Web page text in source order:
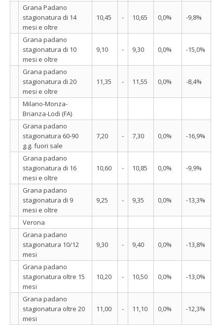
Grana Padano
stagionatura di 14
mesi e oltre
10,45 - 10,65 0,0% -9,8%
Grana padano
stagionatura di 10
mesi e oltre
9,10 - 9,30 0,0% -15,0%
Grana padano
stagionatura di 20
mesi e oltre
11,35 - 11,55 0,0% -8,4%
Milano-Monza-
Brianza-Lodi (FA)
Grana padano
stagionatura 60-90
g.g. fuori sale
7,20 - 7,30 0,0% -16,9%
Grana padano
stagionatura di 16
mesi e oltre
10,60 - 10,85 0,0% -9,9%
Grana padano
stagionatura di 9
mesi e oltre
9,25 - 9,35 0,0% -13,3%
Verona
Grana padano
stagionatura 10/12
mesi
9,30 - 9,40 0,0% -13,8%
Grana padano
stagionatura oltre 15
mesi
10,20 - 10,50 0,0% -13,0%
Grana padano
stagionatura oltre 20
mesi
11,00 - 11,10 0,0% -12,3%